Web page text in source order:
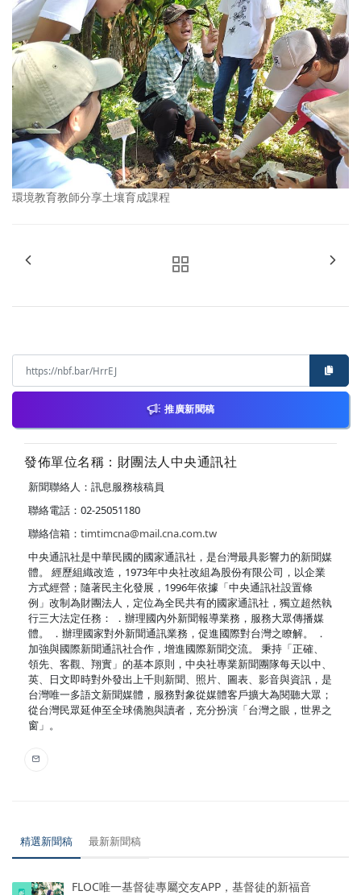
環境教育教師分享土壤育成課程
推廣新聞稿
發佈單位名稱：財團法人中央通訊社
新聞聯絡人：訊息服務核稿員
聯絡電話：02-25051180
聯絡信箱： timtimcna@mail.cna.com.tw
中央通訊社是中華民國的國家通訊社，是台灣最具影響力的新聞媒
體。 經歷組織改造，1973年中央社改組為股份有限公司，以企業
方式經營；隨著民主化發展，1996年依據「中央通訊社設置條
例」改制為財團法人，定位為全民共有的國家通訊社，獨立超然執
行三大法定任務： ．辦理國內外新聞報導業務，服務大眾傳播媒
體。 ．辦理國家對外新聞通訊業務，促進國際對台灣之瞭解。 ．
加強與國際新聞通訊社合作，增進國際新聞交流。 秉持「正確、
領先、客觀、翔實」的基本原則，中央社專業新聞團隊每天以中、
英、日文即時對外發出上千則新聞、照片、圖表、影音與資訊，是
台灣唯一多語文新聞媒體，服務對象從媒體客戶擴大為閱聽大眾；
從台灣民眾延伸至全球僑胞與讀者，充分扮演「台灣之眼，世界之
窗」。
精選新聞稿 最新新聞稿
FLOC唯一基督徒專屬交友APP，基督徒的新福音